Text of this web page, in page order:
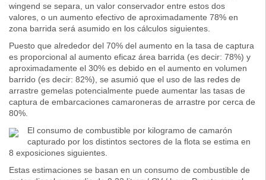
wingend se separa, un valor conservador entre estos dos
valores, o un aumento efectivo de aproximadamente 78% en
zona barrida será asumido en los cálculos siguientes.
Puesto que alrededor del 70% del aumento en la tasa de captura
es proporcional al aumento eficaz área barrida (es decir: 78%) y
aproximadamente el 30% es debido en el aumento en volumen
barrido (es decir: 82%), se asumió que el uso de las redes de
arrastre gemelas potencialmente puede aumentar las tasas de
captura de embarcaciones camaroneras de arrastre por cerca de
80%.
El consumo de combustible por kilogramo de camarón
capturado por los distintos sectores de la flota se estima en
8 exposiciones siguientes.
Estas estimaciones se basan en un consumo de combustible de